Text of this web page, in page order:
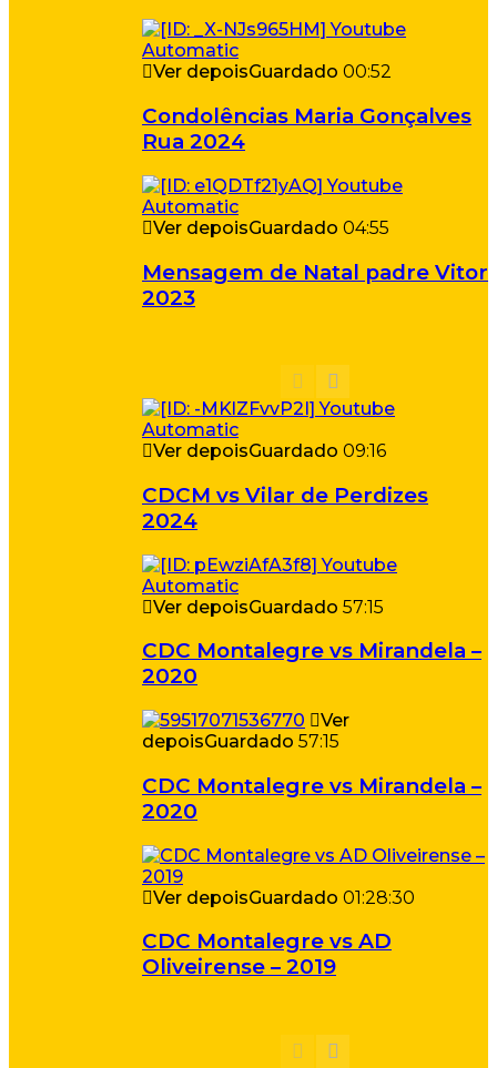
Ver depoisGuardado 00:52
Condolências Maria Gonçalves
Rua 2024
Ver depoisGuardado 04:55
Mensagem de Natal padre Vitor
2023
Ver depoisGuardado 09:16
CDCM vs Vilar de Perdizes
2024
Ver depoisGuardado 57:15
CDC Montalegre vs Mirandela –
2020
Ver
depoisGuardado 57:15
CDC Montalegre vs Mirandela –
2020
Ver depoisGuardado 01:28:30
CDC Montalegre vs AD
Oliveirense – 2019